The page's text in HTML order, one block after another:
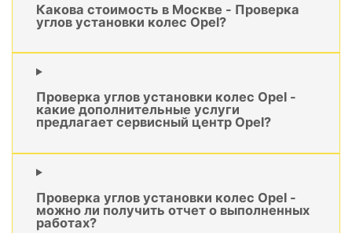
Какова стоимость в Москве - Проверка
углов установки колес Opel?
Проверка углов установки колес Opel -
какие дополнительные услуги
предлагает сервисный центр Opel?
Проверка углов установки колес Opel -
можно ли получить отчет о выполненных
работах?